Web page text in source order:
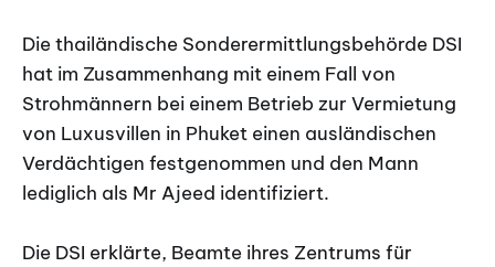
Die thailändische Sonderermittlungsbehörde DSI
hat im Zusammenhang mit einem Fall von
Strohmännern bei einem Betrieb zur Vermietung
von Luxusvillen in Phuket einen ausländischen
Verdächtigen festgenommen und den Mann
lediglich als Mr Ajeed identifiziert.
Die DSI erklärte, Beamte ihres Zentrums für